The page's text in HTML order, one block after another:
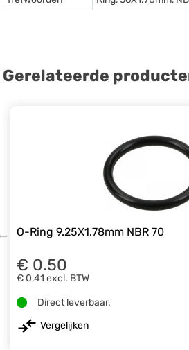
Gerelateerde
O-Ring 9.25X1.78mm NBR 70
€ 0.50
€ 0,41 excl. BTW
Direct leverbaar.
Vergelijken